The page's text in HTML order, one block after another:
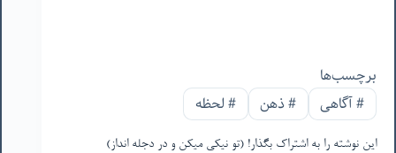
برچسب‌ها
#آگاهی #ذهن #لحظه
این نوشته را به اشتراک بگذار! (تو نیکی میکن و در دجله انداز)